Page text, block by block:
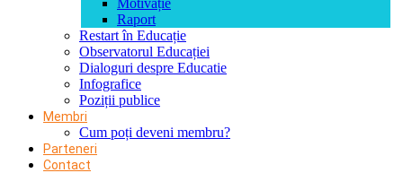
Motivație
Raport
Restart în Educație
Observatorul Educației
Dialoguri despre Educatie
Infografice
Poziții publice
Membri
Cum poți deveni membru?
Parteneri
Contact